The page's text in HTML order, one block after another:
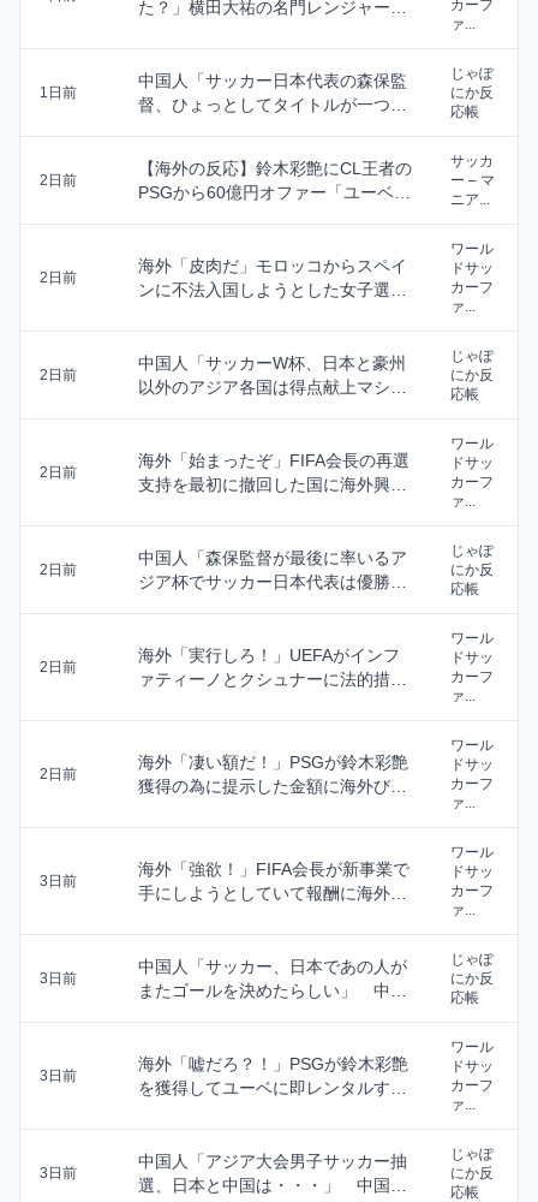
た？」横田大祐の名門レンジャーズ
カーフ
ァ...
1日前
中国人「サッカー日本代表の森保監
督、ひょっとしてタイトルが一つも
じゃぽ
にか反
応帳
2日前
【海外の反応】鈴木彩艶にCL王者の
PSGから60億円オファー「ユーベが
サッカ
ー – マ
ニア...
2日前
海外「皮肉だ」モロッコからスペイ
ンに不法入国しようとした女子選手
ワール
ドサッ
カーフ
ァ...
2日前
中国人「サッカーW杯、日本と豪州
以外のアジア各国は得点献上マシン
じゃぽ
にか反
応帳
2日前
海外「始まったぞ」FIFA会長の再選
支持を最初に撤回した国に海外興味
ワール
ドサッ
カーフ
ァ...
2日前
中国人「森保監督が最後に率いるア
ジア杯でサッカー日本代表は優勝で
じゃぽ
にか反
応帳
2日前
海外「実行しろ！」UEFAがインフ
ァティーノとクシュナーに法的措置
ワール
ドサッ
カーフ
ァ...
2日前
海外「凄い額だ！」PSGが鈴木彩艶
獲得の為に提示した金額に海外びっ
ワール
ドサッ
カーフ
ァ...
3日前
海外「強欲！」FIFA会長が新事業で
手にしようとしていて報酬に海外大
ワール
ドサッ
カーフ
ァ...
3日前
中国人「サッカー、日本であの人が
またゴールを決めたらしい」 中国
じゃぽ
にか反
応帳
3日前
海外「嘘だろ？！」PSGが鈴木彩艶
を獲得してユーベに即レンタルする
ワール
ドサッ
カーフ
ァ...
3日前
中国人「アジア大会男子サッカー抽
選、日本と中国は・・・」 中国人
じゃぽ
にか反
応帳